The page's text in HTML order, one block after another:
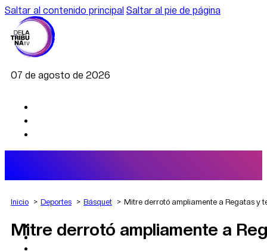
Saltar al contenido principal Saltar al pie de página
07 de agosto de 2026
AGRO
DEPORTES
Inicio Deportes Básquet Mitre derrotó ampliamente a Regatas y
Mitre derrotó ampliamente a